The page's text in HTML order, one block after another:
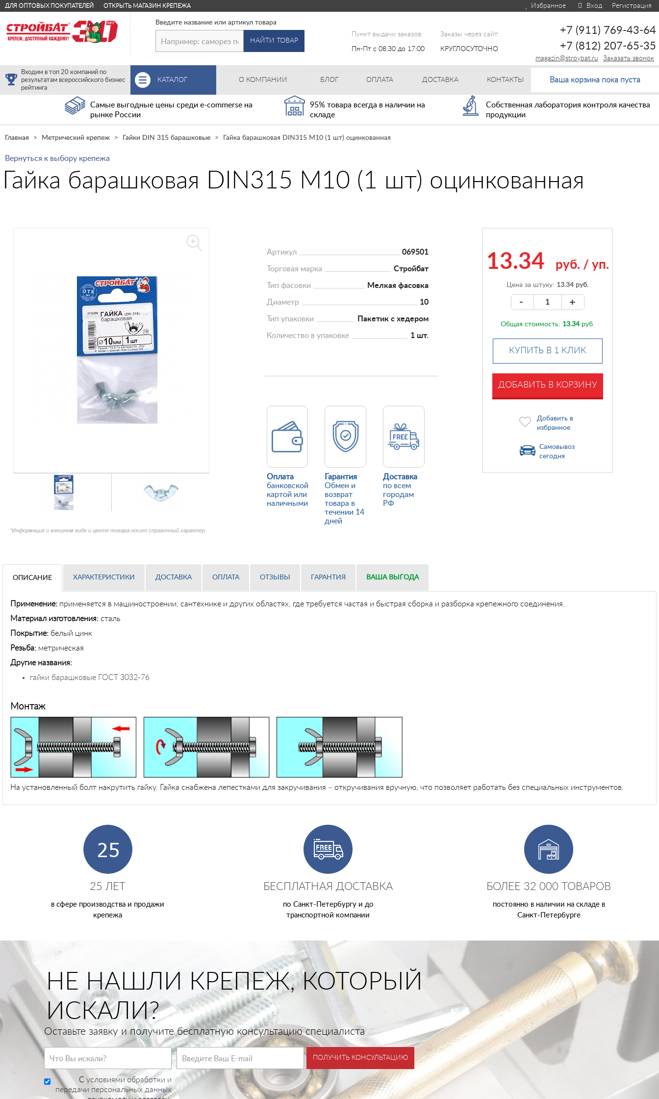
ДЛЯ ОПТОВЫХ ПОКУПАТЕЛЕЙ ОТКРЫТЬ МАГАЗИН КРЕПЕЖА Избранное Вход Регистрация
Введите название или артикул товара
НАЙТИ ТОВАР
Пункт выдачи заказов:
Пн-Пт с 08:30 до 17:00
Заказы через сайт:
КРУГЛОСУТОЧНО
+7 (911) 769-43-64
+7 (812) 207-65-35
Заказать звонок
magazin@stroybat.ru
Входим в топ 20 компаний по
результатам всероссийского бизнес
рейтинга
КАТАЛОГ О КОМПАНИИ БЛОГ ОПЛАТА ДОСТАВКА КОНТАКТЫ Ваша корзина пока пуста
Самые выгодные цены среди e-commerse на
рынке России
95% товара всегда в наличии на
складе
Собственная лаборатория контроля качества
продукции
Главная Метрический крепеж Гайки DIN 315 барашковые Гайка барашковая DIN315 М10 (1 шт) оцинкованная
Вернуться к выбору крепежа
Гайка барашковая DIN315 М10 (1 шт) оцинкованная
*Информация о внешнем виде и цвете товара носит справочный характер
Артикул 069501
Торговая марка Стройбат
Тип фасовки Мелкая фасовка
Диаметр 10
Тип упаковки Пакетик с хедером
Количество в упаковке 1 шт.
Оплата
банковской
картой или
наличными
Гарантия
Обмен и
возврат
товара в
течении 14
дней
Доставка
по всем
городам
РФ
13.34 руб. / уп.
Цена за штуку: 13.34 руб.
- +
Общая стоимость: 13.34руб.
КУПИТЬ В 1 КЛИК
ДОБАВИТЬ В КОРЗИНУ
Добавить в
избранное
Самовывоз
сегодня
ОПИСАНИЕ ХАРАКТЕРИСТИКИ ДОСТАВКА ОПЛАТА ОТЗЫВЫ ГАРАНТИЯ ВАША ВЫГОДА
Применение: применяется в машиностроении, сантехнике и других областях, где требуется частая и быстрая сборка и разборка крепежного соединения.
Материал изготовления: сталь
Покрытие: белый цинк
Резьба: метрическая
Другие названия:
гайки барашковые ГОСТ 3032-76
Монтаж
На установленный болт накрутить гайку. Гайка снабжена лепестками для закручивания – откручивания вручную, что позволяет работать без специальных инструментов.
25 ЛЕТ
в сфере производства и продажи
крепежа
БЕСПЛАТНАЯ ДОСТАВКА
по Санкт-Петербургу и до
транспортной компании
БОЛЕЕ 32 000 ТОВАРОВ
постоянно в наличии на складе в
Санкт-Петербурге
НЕ НАШЛИ КРЕПЕЖ, КОТОРЫЙ
ИСКАЛИ?
Оставьте заявку и получите бесплатную консультацию специалиста
C условиями обработки и
передачи персональных данных
ПОЛУЧИТЬ КОНСУЛЬТАЦИЮ